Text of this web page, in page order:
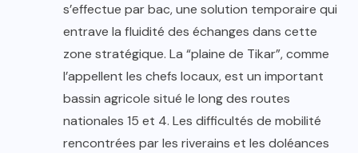
s’effectue par bac, une solution temporaire qui
entrave la fluidité des échanges dans cette
zone stratégique. La “plaine de Tikar”, comme
l’appellent les chefs locaux, est un important
bassin agricole situé le long des routes
nationales 15 et 4. Les difficultés de mobilité
rencontrées par les riverains et les doléances